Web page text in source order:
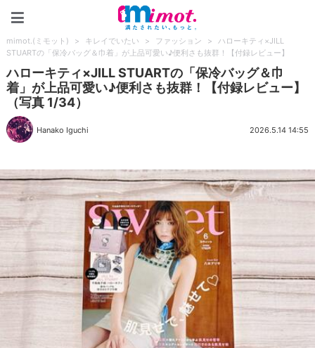
mimot.(ミモット) > キレイでいたい > ファッション >
ハローキティ×JILL
STUARTの「保冷バッグ＆巾着」が上品可愛い♪便利さも抜群！【付録レビュー】
ハローキティ×JILL STUARTの「保冷バッグ＆巾
着」が上品可愛い♪便利さも抜群！【付録レビュー】
（写真 1/34）
Hanako Iguchi 2026.5.14 14:55